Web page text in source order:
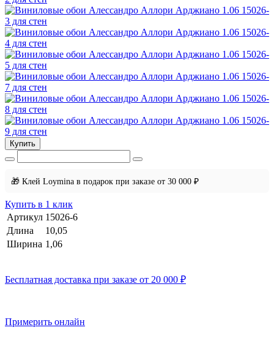
Купить
🎁 Клей Loymina в подарок при заказе от 30 000 ₽
Купить в 1 клик
Артикул 15026-6
Длина
10,05
Ширина 1,06
Бесплатная доставка при заказе от 20 000 ₽
Примерить онлайн